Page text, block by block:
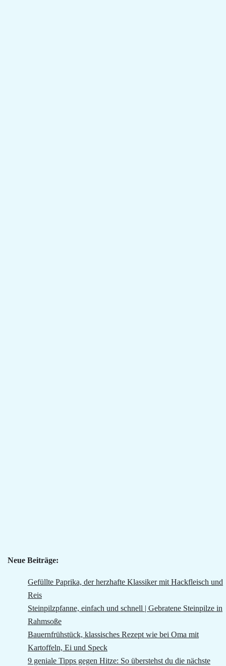
Neue Beiträge:
Gefüllte Paprika, der herzhafte Klassiker mit Hackfleisch und
Reis
Steinpilzpfanne, einfach und schnell | Gebratene Steinpilze in
Rahmsoße
Bauernfrühstück, klassisches Rezept wie bei Oma mit
Kartoffeln, Ei und Speck
9 geniale Tipps gegen Hitze: So überstehst du die nächste